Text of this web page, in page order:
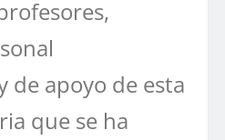
de apoyo de esta
que se ha